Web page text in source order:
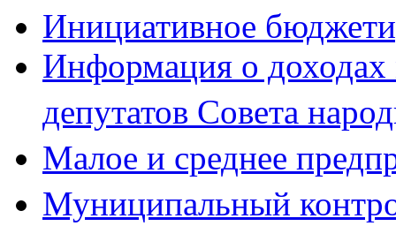
Инициативное
Информация о
депутатов Совета
Малое и среднее
Муниципальный